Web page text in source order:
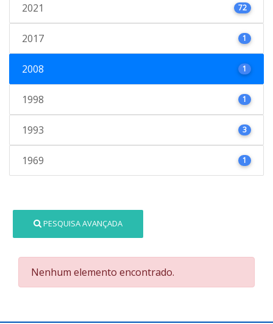
2021 72
2017 1
2008 1
1998 1
1993 3
1969 1
PESQUISA AVANÇADA
Nenhum elemento encontrado.